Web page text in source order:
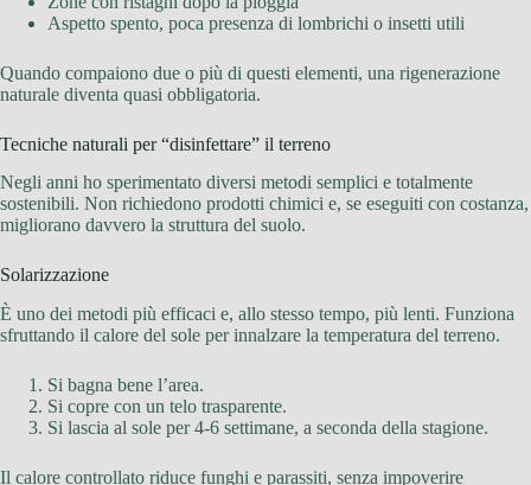
Aspetto spento, poca presenza di lombrichi o insetti utili
Quando compaiono due o più di questi elementi, una rigenerazione
naturale diventa quasi obbligatoria.
Tecniche naturali per “disinfettare” il terreno
Negli anni ho sperimentato diversi metodi semplici e totalmente
sostenibili. Non richiedono prodotti chimici e, se eseguiti con costanza,
migliorano davvero la struttura del suolo.
Solarizzazione
È uno dei metodi più efficaci e, allo stesso tempo, più lenti. Funziona
sfruttando il calore del sole per innalzare la temperatura del terreno.
Si bagna bene l’area.
Si copre con un telo trasparente.
Si lascia al sole per 4-6 settimane, a seconda della stagione.
Il calore controllato riduce funghi e parassiti, senza impoverire